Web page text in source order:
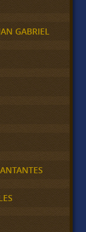
GABRIEL